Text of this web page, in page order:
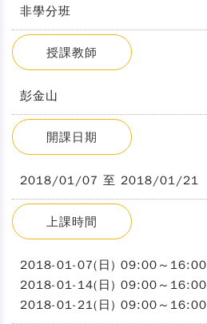
非學分班
授課教師
彭金山
開課日期
2018/01/07 至 2018/01/21
上課時間
2018-01-07(日) 09:00～16:00
2018-01-14(日) 09:00～16:00
2018-01-21(日) 09:00～16:00